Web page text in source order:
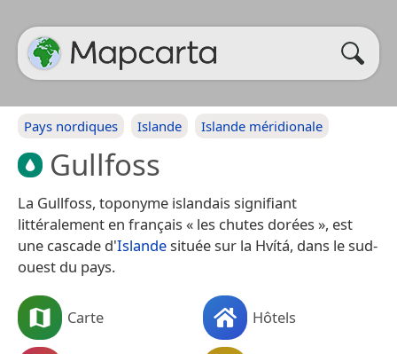
Pays nordiques Islande Islande méridionale
Gullfoss
La Gullfoss, toponyme islandais signifiant
littéralement en français « les chutes dorées », est
une cascade d'Islandesituée sur la Hvítá, dans le sud-
ouest du pays.
Carte Hôtels